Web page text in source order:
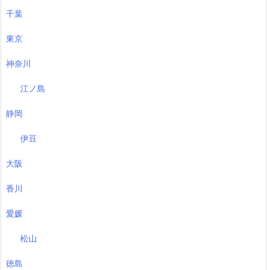
千葉
東京
神奈川
江ノ島
静岡
伊豆
大阪
香川
愛媛
松山
徳島